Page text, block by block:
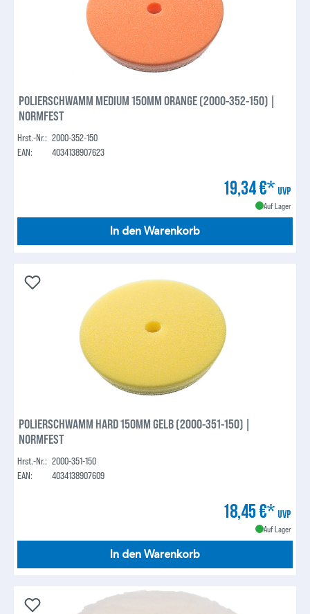
POLIERSCHWAMM MEDIUM 150MM ORANGE (2000-352-150) |
NORMFEST
Hrst.-Nr.: 2000-352-150
EAN:
4034138907623
19,34 €* UVP
Auf Lager
In den Warenkorb
POLIERSCHWAMM HARD 150MM GELB (2000-351-150) |
NORMFEST
Hrst.-Nr.: 2000-351-150
EAN:
4034138907609
18,45 €* UVP
Auf Lager
In den Warenkorb